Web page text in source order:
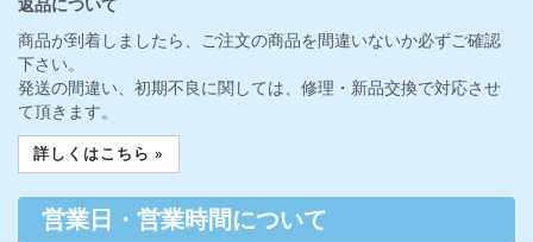
返品について
商品が到着しましたら、ご注文の商品を間違いないか必ずご確認
下さい。
発送の間違い、初期不良に関しては、修理・新品交換で対応させ
て頂きます。
詳しくはこちら »
営業日・営業時間について